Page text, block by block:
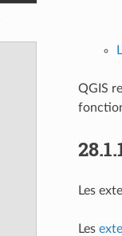
QGIS
Les
Les